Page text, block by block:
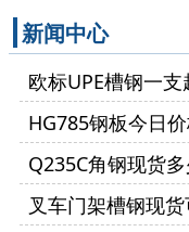
新闻中心
欧标UPE槽钢一
HG785钢板今日
Q235C角钢现货
叉车门架槽钢现